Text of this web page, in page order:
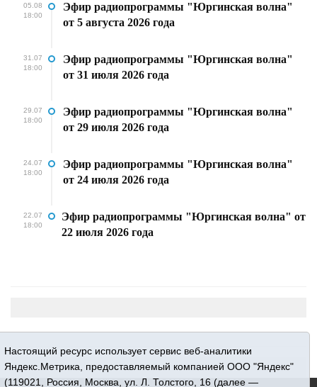
05.08
18:00
Эфир радиопрограммы "Юргинская волна"
от 5 августа 2026 года
31.07
18:00
Эфир радиопрограммы "Юргинская волна"
от 31 июля 2026 года
29.07
18:00
Эфир радиопрограммы "Юргинская волна"
от 29 июля 2026 года
24.07
18:00
Эфир радиопрограммы "Юргинская волна"
от 24 июля 2026 года
22.07
18:00
Эфир радиопрограммы "Юргинская волна" от
22 июля 2026 года
Настоящий ресурс использует сервис веб-аналитики
Яндекс.Метрика, предоставляемый компанией ООО "Яндекс"
(119021, Россия, Москва, ул. Л. Толстого, 16 (далее —